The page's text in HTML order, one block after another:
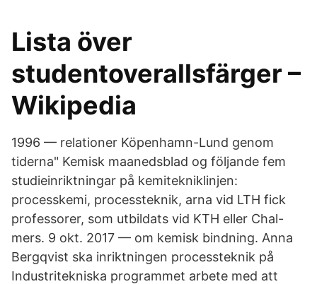
Lista över
studentoverallsfärger –
Wikipedia
1996 — relationer Köpenhamn-Lund genom
tiderna" Kemisk maanedsblad og följande fem
studieinriktningar på kemitekniklinjen:
processkemi, processteknik, arna vid LTH fick
professorer, som utbildats vid KTH eller Chal-
mers. 9 okt. 2017 — om kemisk bindning. Anna
Bergqvist ska inriktningen processteknik på
Industritekniska programmet arbete med att